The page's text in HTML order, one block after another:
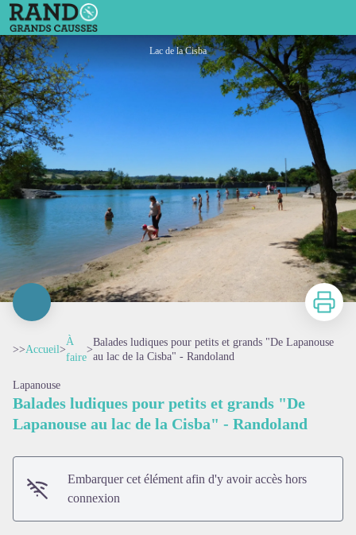
Lac de la Cisba
Imprimer
>>Accueil>
À
faire
>
Balades ludiques pour petits et grands "De Lapanouse
au lac de la Cisba" - Randoland
Lapanouse
Balades ludiques pour petits et grands "De
Lapanouse au lac de la Cisba" - Randoland
Embarquer cet élément afin d'y avoir accès hors
connexion